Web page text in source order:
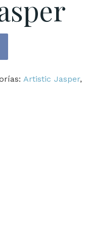
Artistic Jasper,